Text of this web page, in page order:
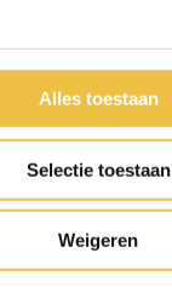
Alles toestaan
Selectie toestaan
Weigeren